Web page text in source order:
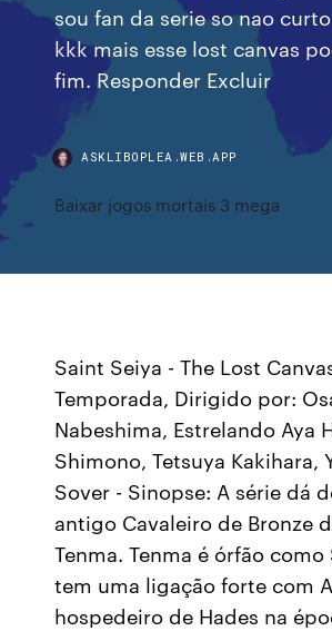
sou fan da serie so nao
kkk mais esse lost canvas
fim. Responder Excluir
ASKLIBOPLEA.WEB.APP
Baixar jogos mortais 3 mega
Saint Seiya - The Lost
Temporada, Dirigido por:
Nabeshima, Estrelando Aya
Shimono, Tetsuya Kakihara,
Sover - Sinopse: A série dá
antigo Cavaleiro de Bronze
Tenma. Tenma é órfão como
tem uma ligação forte com
hospedeiro de Hades na